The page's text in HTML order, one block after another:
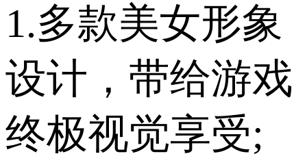
1.多款美女形象
设计，带给游戏
终极视觉享受;